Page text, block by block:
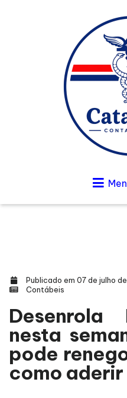
Publicado em 07 de julho
Contábeis
Desenrola
nesta
pode
como aderir